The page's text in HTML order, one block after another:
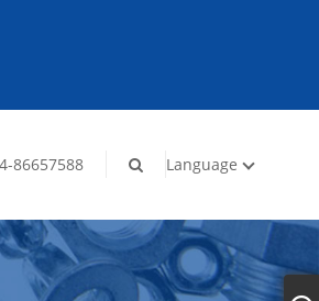
86657588 Language